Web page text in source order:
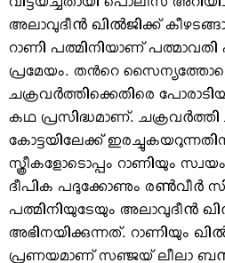
വിട്ടയച്ചതായി പൊലീസ്
അലാവുദീൻ ഖിൽജിക്ക്
റാണി പത്മിനിയാണ്
പ്രമേയം. തന്‍റെ
ചക്രവർത്തിക്കെതിരെ
കഥ പ്രസിദ്ധമാണ്. ചക്രവർത്തി
കോട്ടയിലേക്ക്
സ്ത്രീകളോടൊപ്പം റാണിയും
ദീപിക പദുക്കോണും രൺവീർ
പത്മിനിയുടേയും അലാവുദീൻ
അഭിനയിക്കുന്നത്. റാണിയും